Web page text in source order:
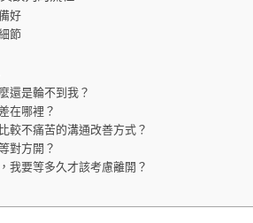
好
節
還是輪不到我？
在哪裡？
較不痛苦的溝通改善方式？
對方開？
我要等多久才該考慮離開？